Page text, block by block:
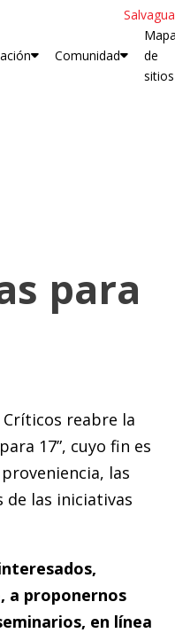
Comunidad
de
sitios
para
reabre la
17”, cuyo fin es
las
de las iniciativas
a proponernos
en línea